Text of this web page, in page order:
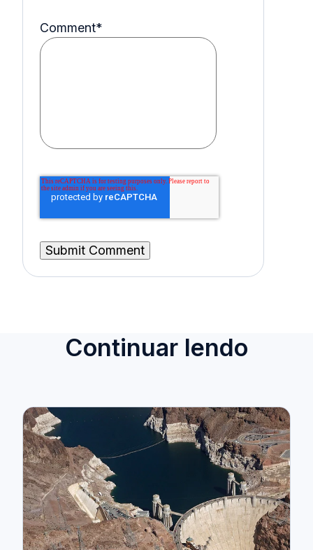
Comment*
Continuar lendo